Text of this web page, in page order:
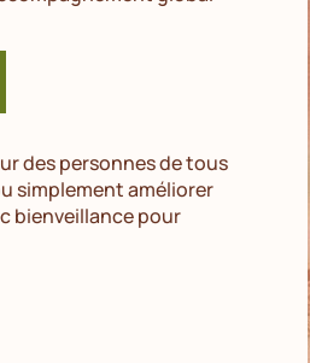
des personnes de tous
simplement améliorer
bienveillance pour